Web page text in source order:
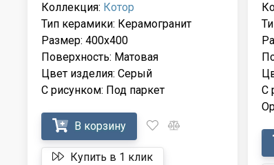
Коллекция: Котор
Тип керамики: Керамогранит
Размер: 400x400
Поверхность: Матовая
Цвет изделия: Серый
С рисунком: Под паркет
В корзину
Купить в 1 клик
С